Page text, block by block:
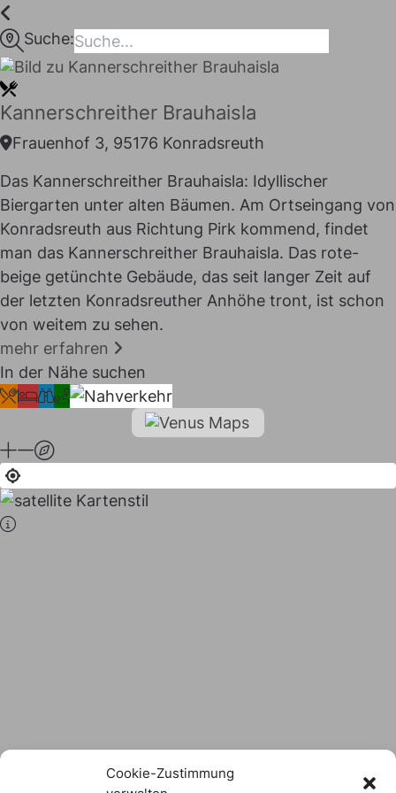
Cookie-Zustimmung
springen
maps
Suche:
Kannerschreither Brauhaisla
Frauenhof 3, 95176 Konradsreuth
Das Kannerschreither Brauhaisla: Idyllischer
Biergarten unter alten Bäumen. Am Ortseingang von
Konradsreuth aus Richtung Pirk kommend, findet
man das Kannerschreither Brauhaisla. Das rote-
beige getünchte Gebäude, das seit langer Zeit auf
der letzten Konradsreuther Anhöhe tront, ist schon
von weitem zu sehen.
mehr erfahren
In der Nähe suchenI LIKE
Logo Download